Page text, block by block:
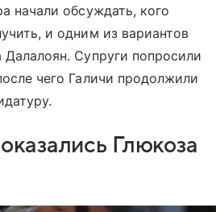
начали обсуждать, кого
и одним из вариантов
Супруги попросили
чего Галичи продолжили
Глюкоза